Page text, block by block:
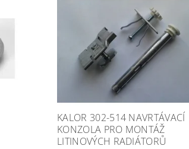
KALOR 302-514 NAVRTÁVACÍ
KONZOLA PRO MONTÁŽ
LITINOVÝCH RADIÁTORŮ